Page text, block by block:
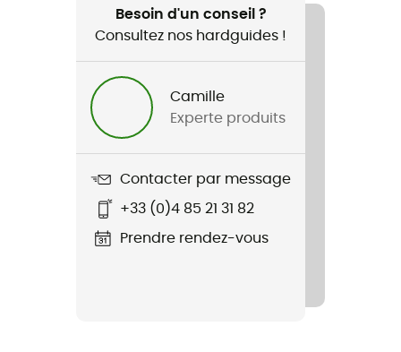
Randonnée / Trekking
Homme / Femme
Nom du produit
Camino Polarized 3
Catégorie de protection
Besoin d'un conseil ?
Consultez nos hardguides !
Camille
Experte produits
Contacter par message
+33 (0)4 85 21 31 82
Prendre rendez-vous